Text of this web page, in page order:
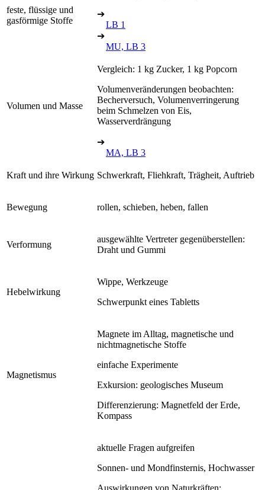
feste, flüssige und
gasförmige Stoffe
➔
LB 1
➔
MU, LB 3
Volumen und Masse
Vergleich: 1 kg Zucker, 1 kg Popcorn
Volumenveränderungen beobachten:
Becherversuch, Volumenverringerung
beim Schmelzen von Eis,
Wasserverdrängung
➔
MA, LB 3
Kraft und ihre Wirkung Schwerkraft, Fliehkraft, Trägheit, Auftrieb
Bewegung rollen, schieben, heben, fallen
Verformung
ausgewählte Vertreter gegenüberstellen:
Draht und Gummi
Hebelwirkung
Wippe, Werkzeuge
Schwerpunkt eines Tabletts
Magnetismus
Magnete im Alltag, magnetische und
nichtmagnetische Stoffe
einfache Experimente
Exkursion: geologisches Museum
Differenzierung: Magnetfeld der Erde,
Kompass
aktuelle Fragen aufgreifen
Sonnen- und Mondfinsternis, Hochwasser
Auswirkungen von Naturkräften: